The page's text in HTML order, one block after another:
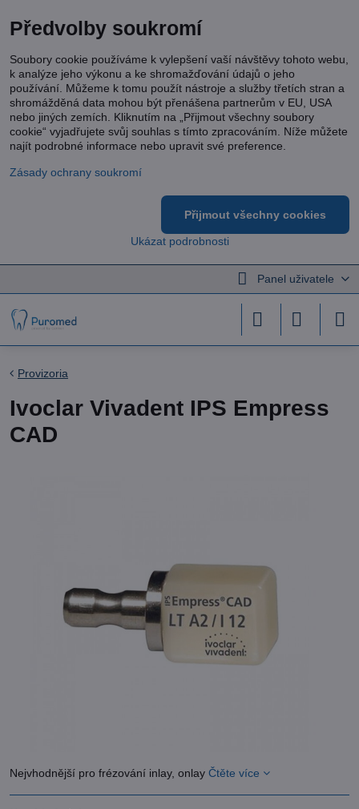
Panel uživatele
Provizoria
Ivoclar Vivadent IPS Empress
CAD
Nejvhodnější pro frézování inlay, onlay Čtěte více
Předvolby soukromí
Soubory cookie používáme k vylepšení vaší návštěvy tohoto webu,
k analýze jeho výkonu a ke shromažďování údajů o jeho
používání. Můžeme k tomu použít nástroje a služby třetích stran a
shromážděná data mohou být přenášena partnerům v EU, USA
nebo jiných zemích. Kliknutím na „Přijmout všechny soubory
cookie“ vyjadřujete svůj souhlas s tímto zpracováním. Níže můžete
najít podrobné informace nebo upravit své preference.
Zásady ochrany soukromí
Ukázat podrobnosti
Přijmout všechny cookies